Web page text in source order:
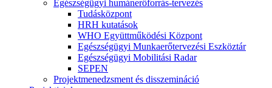
Egészségügyi humánerőforrás-tervezés
Tudásközpont
HRH kutatások
WHO Együttműködési Központ
Egészségügyi Munkaerőtervezési Eszköztár
Egészségügyi Mobilitási Radar
SEPEN
Projektmenedzsment és disszemináció